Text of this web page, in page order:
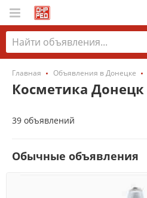
Главная Объявления в Донецке
Косметика Донецк
39 объявлений
Обычные объявления